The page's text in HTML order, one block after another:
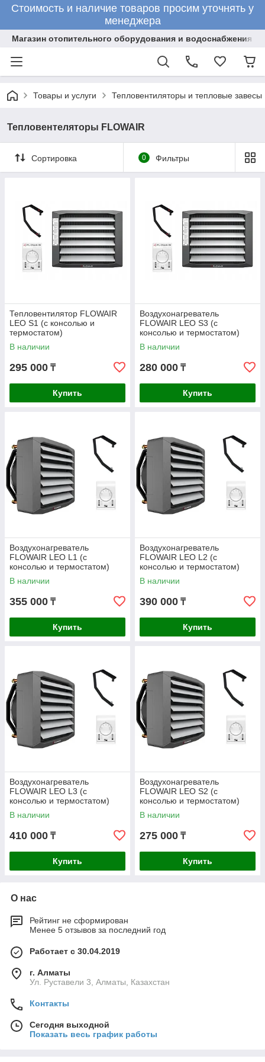
Стоимость и наличие товаров просим уточнять у
менеджера
Магазин отопительного оборудования и водоснабжения
Товары и услуги Тепловентиляторы и тепловые завесы
Тепловентеляторы FLOWAIR
Сортировка 0 Фильтры
Тепловентилятор FLOWAIR
LEO S1 (с консолью и
термостатом)
В наличии
295 000 ₸
Купить
Воздухонагреватель
FLOWAIR LEO S3 (с
консолью и термостатом)
В наличии
280 000 ₸
Купить
Воздухонагреватель
FLOWAIR LEO L1 (с
консолью и термостатом)
В наличии
355 000 ₸
Купить
Воздухонагреватель
FLOWAIR LEO L2 (с
консолью и термостатом)
В наличии
390 000 ₸
Купить
Воздухонагреватель
FLOWAIR LEO L3 (с
консолью и термостатом)
В наличии
410 000 ₸
Купить
Воздухонагреватель
FLOWAIR LEO S2 (с
консолью и термостатом)
В наличии
275 000 ₸
Купить
О нас
Рейтинг не сформирован
Менее 5 отзывов за последний год
Работает с 30.04.2019
г. Алматы
Ул. Руставели 3, Алматы, Казахстан
Контакты
Сегодня выходной
Показать весь график работы